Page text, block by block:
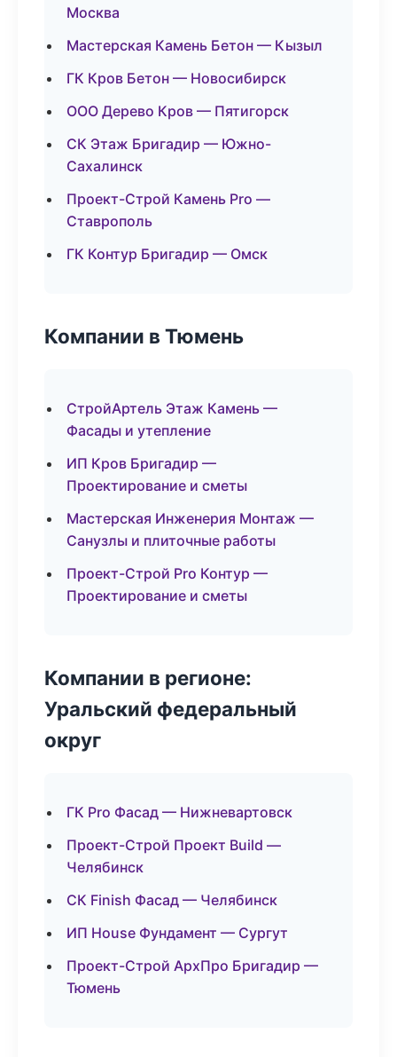
Москва
Мастерская Камень Бетон — Кызыл
ГК Кров Бетон — Новосибирск
ООО Дерево Кров — Пятигорск
СК Этаж Бригадир — Южно-
Сахалинск
Проект-Строй Камень Pro —
Ставрополь
ГК Контур Бригадир — Омск
Компании в Тюмень
СтройАртель Этаж Камень —
Фасады и утепление
ИП Кров Бригадир —
Проектирование и сметы
Мастерская Инженерия Монтаж —
Санузлы и плиточные работы
Проект-Строй Pro Контур —
Проектирование и сметы
Компании в регионе:
Уральский федеральный
округ
ГК Pro Фасад — Нижневартовск
Проект-Строй Проект Build —
Челябинск
СК Finish Фасад — Челябинск
ИП House Фундамент — Сургут
Проект-Строй АрхПро Бригадир —
Тюмень